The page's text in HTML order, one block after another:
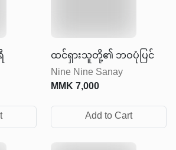
ထင်ရှားသူတို့၏ ဘဝပုံပြင်
Nine Nine Sanay
MMK7,000
Add to Cart